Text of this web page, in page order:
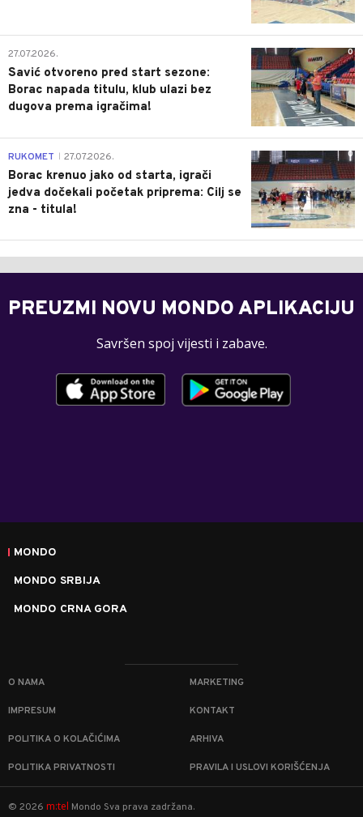
0
27.07.2026.
Savić otvoreno pred start sezone:
Borac napada titulu, klub ulazi bez
dugova prema igračima!
0
RUKOMET 27.07.2026.
Borac krenuo jako od starta, igrači
jedva dočekali početak priprema: Cilj se
zna - titula!
PREUZMI NOVU MONDO APLIKACIJU
Savršen spoj vijesti i zabave.
MONDO
MONDO SRBIJA
MONDO CRNA GORA
O NAMA MARKETING
IMPRESUM KONTAKT
POLITIKA O KOLAČIĆIMA ARHIVA
POLITIKA PRIVATNOSTI PRAVILA I USLOVI KORIŠĆENJA
© 2026 m:tel Mondo Sva prava zadržana.